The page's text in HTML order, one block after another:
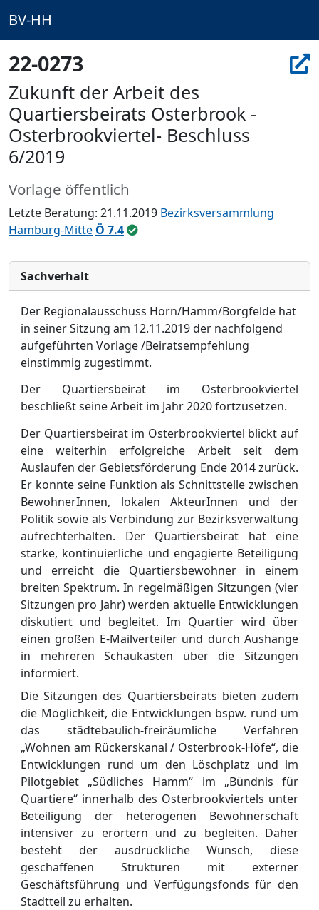
BV-HH
22-0273
Zukunft der Arbeit des
Quartiersbeirats Osterbrook -
Osterbrookviertel- Beschluss
6/2019
Vorlage öffentlich
Letzte Beratung: 21.11.2019 Bezirksversammlung
Hamburg-Mitte Ö 7.4
Sachverhalt
Der Regionalausschuss Horn/Hamm/Borgfelde hat
in seiner Sitzung am 12.11.2019 der nachfolgend
aufgeführten Vorlage /Beiratsempfehlung
einstimmig zugestimmt.
Der Quartiersbeirat im Osterbrookviertel
beschließt seine Arbeit im Jahr 2020 fortzusetzen.
Der Quartiersbeirat im Osterbrookviertel blickt auf
eine weiterhin erfolgreiche Arbeit seit dem
Auslaufen der Gebietsförderung Ende 2014 zurück.
Er konnte seine Funktion als Schnittstelle zwischen
BewohnerInnen, lokalen AkteurInnen und der
Politik sowie als Verbindung zur Bezirksverwaltung
aufrechterhalten. Der Quartiersbeirat hat eine
starke, kontinuierliche und engagierte Beteiligung
und erreicht die Quartiersbewohner in einem
breiten Spektrum. In regelmäßigen Sitzungen (vier
Sitzungen pro Jahr) werden aktuelle Entwicklungen
diskutiert und begleitet. Im Quartier wird über
einen großen E-Mailverteiler und durch Aushänge
in mehreren Schaukästen über die Sitzungen
informiert.
Die Sitzungen des Quartiersbeirats bieten zudem
die Möglichkeit, die Entwicklungen bspw. rund um
das städtebaulich-freiräumliche Verfahren
„Wohnen am Rückerskanal / Osterbrook-Höfe“, die
Entwicklungen rund um den Löschplatz und im
Pilotgebiet „Südliches Hamm“ im „Bündnis für
Quartiere“ innerhalb des Osterbrookviertels unter
Beteiligung der heterogenen Bewohnerschaft
intensiver zu erörtern und zu begleiten. Daher
besteht der ausdrückliche Wunsch, diese
geschaffenen Strukturen mit externer
Geschäftsführung und Verfügungsfonds für den
Stadtteil zu erhalten.